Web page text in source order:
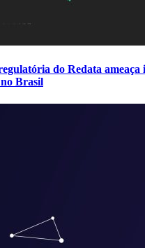
do Redata ameaça
Brasil